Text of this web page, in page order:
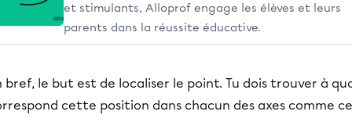
et stimulants, Alloprof engage les élèves et leurs
parents dans la réussite éducative.
bref, le but est de localiser le point. Tu dois trouver à
cette position dans chacun des axes comme